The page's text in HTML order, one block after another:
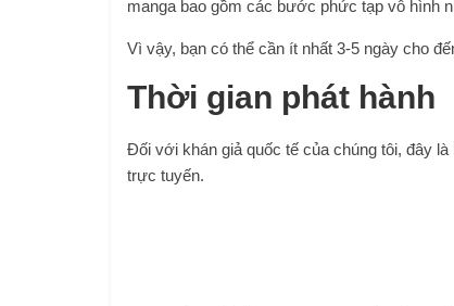
manga bao gồm các bước phức tạp vô hình
Vì vậy, bạn có thể cần ít nhất 3-5 ngày cho
Thời gian phát hành
Đối với khán giả quốc tế của chúng tôi, đây
trực tuyến.